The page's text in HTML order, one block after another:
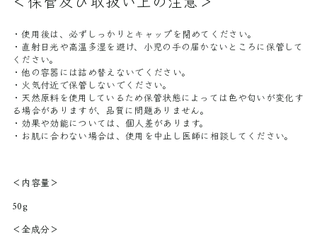
・使用後は、必ずしっかりとキャップを閉めてください。
・直射日光や高温多湿を避け、小児の手の届かないところに保管して
ください。
・他の容器には詰め替えないでください。
・火気付近で保管しないでください。
・天然原料を使用しているため保管状態によっては色や匂いが変化す
る場合がありますが、品質に問題ありません。
・効果や効能については、個人差があります。
・お肌に合わない場合は、使用を中止し医師に相談してください。
＜内容量＞
50g
＜全成分＞